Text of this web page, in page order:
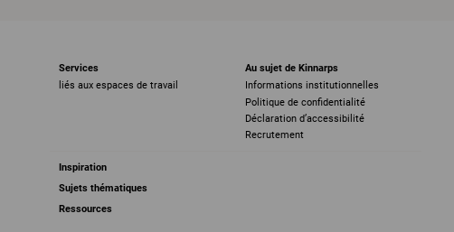
Services
liés aux espaces de travail
Au sujet de Kinnarps
Informations institutionnelles
Politique de confidentialité
Déclaration d’accessibilité
Recrutement
Inspiration
Sujets thématiques
Ressources